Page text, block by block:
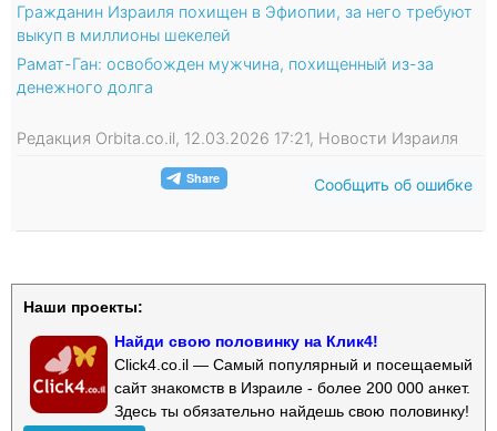
Гражданин Израиля похищен в Эфиопии, за него требуют
выкуп в миллионы шекелей
Рамат-Ган: освобожден мужчина, похищенный из-за
денежного долга
Редакция Orbita.co.il, 12.03.2026 17:21, Новости Израиля
Сообщить об ошибке
Наши проекты:
Найди свою половинку на Клик4!
Click4.co.il — Самый популярный и посещаемый
сайт знакомств в Израиле - более 200 000 анкет.
Здесь ты обязательно найдешь свою половинку!